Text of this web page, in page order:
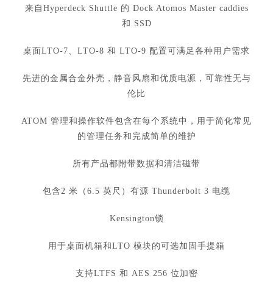
来自Hyperdeck Shuttle 的 Dock Atomos Master caddies
和 SSD
桌面LTO-7、LTO-8 和 LTO-9 配置可满足各种用户需求
先进的金属合金外壳，静音风扇和优质电源，可靠性无与
伦比
ATOM 管理和操作软件包含在每个系统中，用于简化常见
的管理任务和完成简单的维护
所有产品都附带数据和清洁磁带
包含2 米（6.5 英尺）有源 Thunderbolt 3 电缆
Kensington锁
用于桌面机箱和LTO 模块的可选加固手提箱
支持LTFS 和 AES 256 位加密